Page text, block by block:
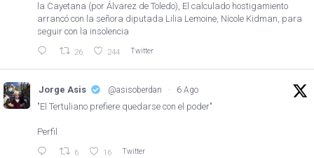
la Cayetana (por Álvarez de Toledo), El calculado hostigamiento
arrancó con la señora diputada Lilia Lemoine, Nicole Kidman, para
seguir con la insolencia
26 244 Twitter
Jorge Asis @asisoberdan · 6 Ago
"El Tertuliano prefiere quedarse con el poder"
Perfil
6 16 Twitter